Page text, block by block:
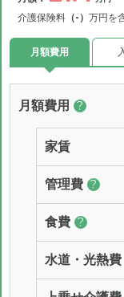
介護保険料 （-） 万円を
月額費用
月額費用 ?
家賃
管理費 ?
食費 ?
水道・光熱費